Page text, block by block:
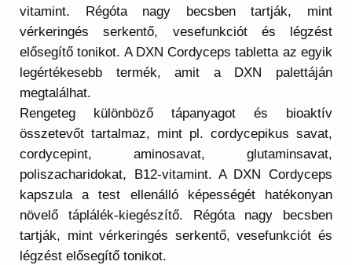
vitamint. Régóta nagy becsben tartják, mint
vérkeringés serkentő, vesefunkciót és légzést
elősegítő tonikot. A DXN Cordyceps tabletta az egyik
legértékesebb termék, amit a DXN palettáján
megtalálhat.
Rengeteg különböző tápanyagot és bioaktív
összetevőt tartalmaz, mint pl. cordycepikus savat,
cordycepint, aminosavat, glutaminsavat,
poliszacharidokat, B12-vitamint. A DXN Cordyceps
kapszula a test ellenálló képességét hatékonyan
növelő táplálék-kiegészítő. Régóta nagy becsben
tartják, mint vérkeringés serkentő, vesefunkciót és
légzést elősegítő tonikot.